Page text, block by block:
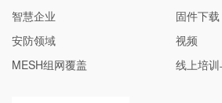
智慧企业
安防领域
MESH组网覆盖
固件下载
视频
线上培